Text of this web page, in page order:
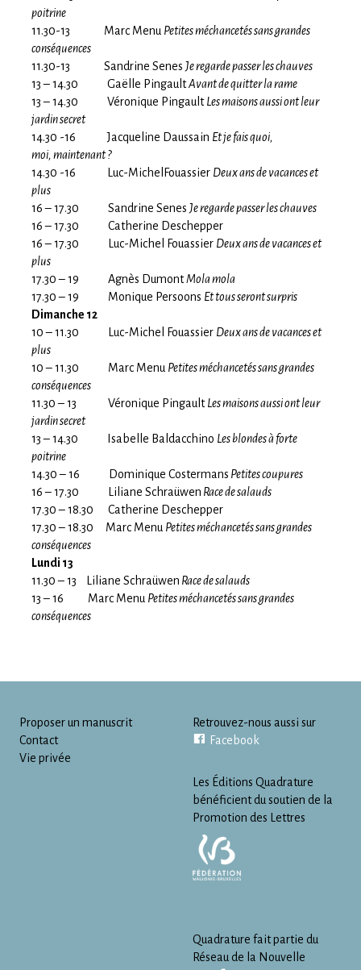
poitrine
11.30-13 Marc Menu Petites méchancetés sans grandes
conséquences
11.30-13 Sandrine Senes Je regarde passer les chauves
13 – 14.30 Gaëlle PingaultAvant de quitter la rame
13 – 14.30 Véronique PingaultLes maisons aussi ont leur
jardin secret
14.30 -16 Jacqueline Daussain Et je fais quoi,
moi, maintenant ?
14.30 -16 Luc-MichelFouassier Deux ans de vacances et
plus
16 – 17.30 Sandrine Senes Je regarde passer les chauves
16 – 17.30 Catherine Deschepper
16 – 17.30 Luc-Michel Fouassier Deux ans de vacances et
plus
17.30 – 19 Agnès DumontMola mola
17.30 – 19 Monique Persoons Et tous seront surpris
Dimanche 12
10 – 11.30 Luc-Michel Fouassier Deux ans de vacances et
plus
10 – 11.30 Marc Menu Petites méchancetés sans grandes
conséquences
11.30 – 13 Véronique PingaultLes maisons aussi ont leur
jardin secret
13 – 14.30 Isabelle Baldacchino Les blondes à forte
poitrine
14.30 – 16 Dominique Costermans Petites coupures
16 – 17.30 Liliane Schraüwen Race de salauds
17.30 – 18.30 Catherine Deschepper
17.30 – 18.30 Marc Menu Petites méchancetés sans grandes
conséquences
Lundi 13
11.30 – 13 Liliane Schraüwen Race de salauds
13 – 16 Marc Menu Petites méchancetés sans grandes
conséquences
Proposer un manuscrit
Contact
Vie privée
Retrouvez-nous aussi sur
Facebook
Les Éditions Quadrature
bénéficient du soutien de la
Promotion des Lettres
Quadrature fait partie du
Réseau de la Nouvelle